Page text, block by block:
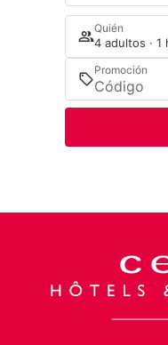
Quién
4 adultos · 1
Promoción